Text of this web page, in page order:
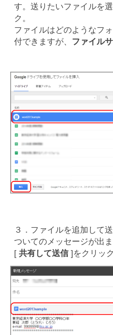
す。送りたいファイルを
ク。
ファイルはどのようなフ
付できますが、 ファイル
３．ファイルを追加して
ついてのメッセージが出ま
[共有して送信]をクリッ